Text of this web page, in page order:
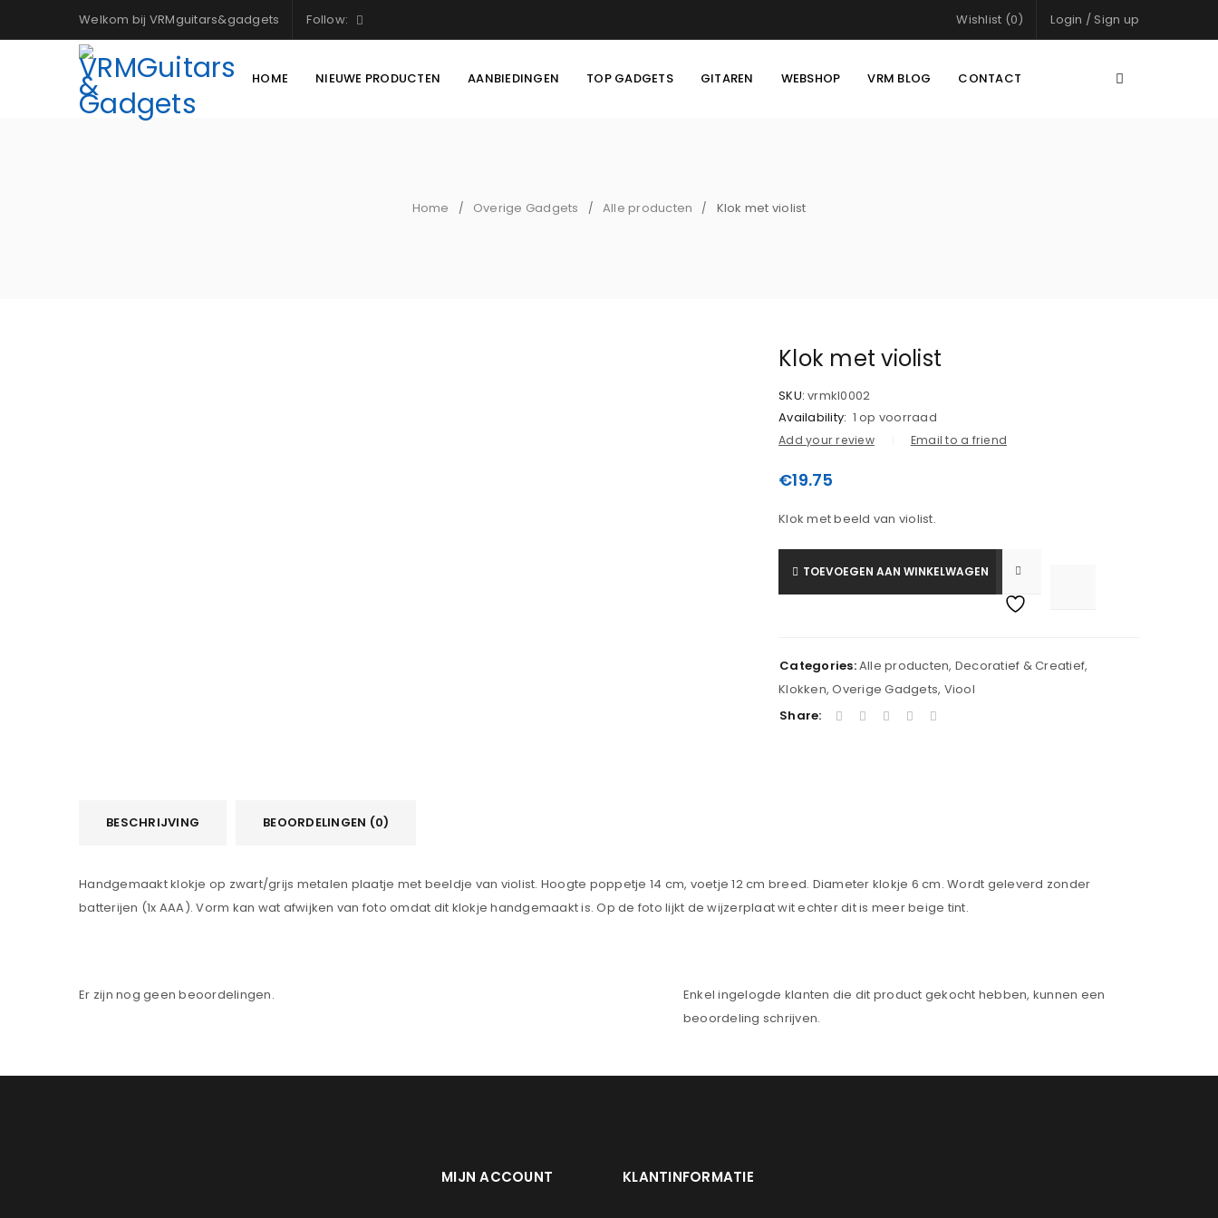
Onthouden
LOGIN
Welkom bij VRMguitars&gadgets Follow: Login / Sign up
Wishlist (0)
HOME NIEUWE PRODUCTEN AANBIEDINGEN TOP GADGETS GITAREN WEBSHOP VRM BLOG CONTACT
Home / Overige Gadgets / Alle producten / Klok met violist
Klok met violist
SKU: vrmkl0002
Availability: 1 op voorraad
Add your review Email to a friend
€19.75
Klok met beeld van violist.
TOEVOEGEN AAN WINKELWAGEN
Categories:Alle producten, Decoratief & Creatief,
Klokken,Overige Gadgets, Viool
Share:
BESCHRIJVING BEOORDELINGEN (0)
Handgemaakt klokje op zwart/grijs metalen plaatje met beeldje van violist. Hoogte poppetje 14 cm, voetje 12 cm breed. Diameter klokje 6 cm. Wordt geleverd zonder
batterijen (1x AAA). Vorm kan wat afwijken van foto omdat dit klokje handgemaakt is. Op de foto lijkt de wijzerplaat wit echter dit is meer beige tint.
Er zijn nog geen beoordelingen.
Enkel ingelogde klanten die dit product gekocht hebben, kunnen een
beoordeling schrijven.
MIJN ACCOUNT KLANTINFORMATIE